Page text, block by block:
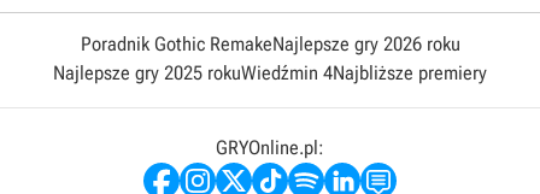
Poradnik Gothic RemakeNajlepsze gry 2026 roku
Najlepsze gry 2025 rokuWiedźmin 4Najbliższe premiery
GRYOnline.pl: